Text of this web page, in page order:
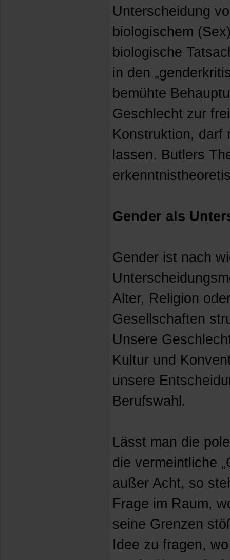
Unterscheidung
biologischem
biologische
in den
bemühte
Geschlecht zur
Konstruktion, darf
lassen. Butlers
Gender als
Gender ist nach
Alter, Religion
Gesellschaften
Unsere
Kultur und
unsere
Berufswahl.
Lässt man die
die vermeintliche
außer Acht, so
Frage im Raum,
seine Grenzen
Idee zu fragen,